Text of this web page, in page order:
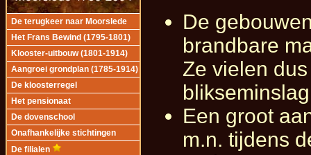
De terugkeer naar Moorslede
Het Frans Bewind (1795-1801)
Klooster-uitbouw (1801-1914)
Aangroei grondplan (1785-1914)
De kloosterregel
Het pensionaat
De dovenschool
Onafhankelijke stichtingen
De filialen
De
brandbare
Ze vielen
Een groot
m.n. tijdens